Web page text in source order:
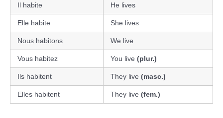
Il habite He lives
Elle habite She lives
Nous habitons We live
Vous habitez You live (plur.)
Ils habitent They live (masc.)
Elles habitent They live (fem.)